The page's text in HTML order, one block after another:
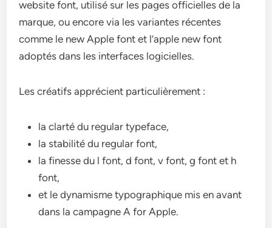
website font, utilisé sur les pages officielles de la
marque, ou encore via les variantes récentes
comme le new Apple font et l’apple new font
adoptés dans les interfaces logicielles.
Les créatifs apprécient particulièrement :
la clarté du regular typeface,
la stabilité du regular font,
la finesse du l font, d font, v font, g font et h
font,
et le dynamisme typographique mis en avant
dans la campagne A for Apple.